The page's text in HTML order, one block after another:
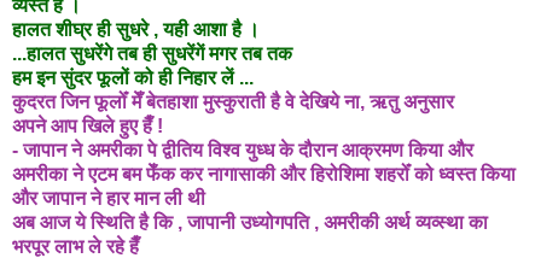
व्यस्त हैं ।
हालत शीघ्र ही सुधरे , यही आशा है ।
...हालत सुधरेंगे तब ही सुधरेंगें मगर तब तक
हम इन सुंदर फूलों को ही निहार लें ...
कुदरत जिन फूलोँ मेँ बेतहाशा मुस्कुराती है वे देखिये ना, ऋतु अनुसार
अपने आप खिले हुए हैँ !
- जापान ने अमरीका पे द्वीतिय विश्व युध्ध के दौरान आक्रमण किया और
अमरीका ने एटम बम फेँक कर नागासाकी और हिरोशिमा शहरोँ को ध्वस्त किया
और जापान ने हार मान ली थी
अब आज ये स्थिति है कि , जापानी उध्योगपति , अमरीकी अर्थ व्यव्स्था का
भरपूर लाभ ले रहे हैँ